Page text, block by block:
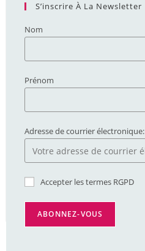
S’inscrire À La Newsletter
Nom
Prénom
Adresse de courrier électronique:
Accepter les termes RGPD